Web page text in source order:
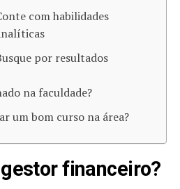
com habilidades
por resultados
na faculdade?
um bom curso na área?
financeiro?